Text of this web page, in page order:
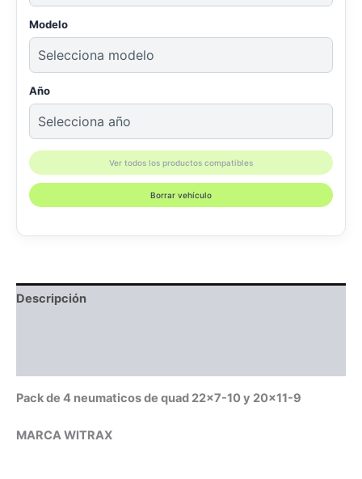
Modelo
Año
Ver todos los productos compatibles
Borrar vehículo
Descripción
Pack de 4 neumaticos de quad 22×7-10 y 20×11-9
MARCA WITRAX